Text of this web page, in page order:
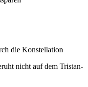
die Konstellation
nicht auf dem Tristan-